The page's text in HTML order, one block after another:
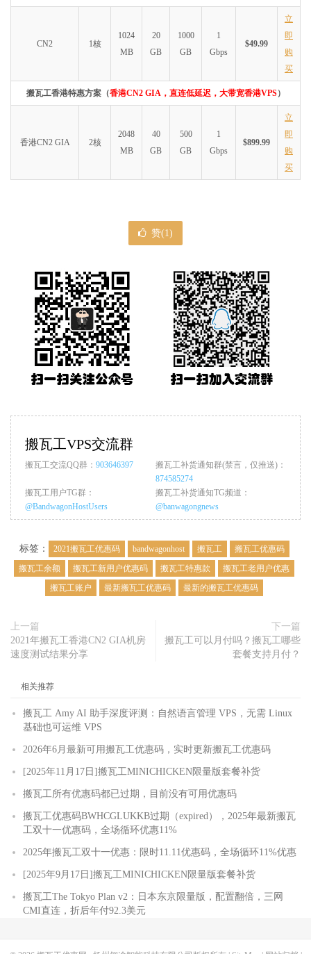
CN2 1核
1024
MB
20
GB
1000
GB
1
Gbps
$49.99
立
即
购
买
搬瓦工香港特惠方案（香港CN2 GIA，直连低延迟，大带宽香港VPS）
香港CN2 GIA 2核
2048
MB
40
GB
500
GB
1
Gbps
$899.99
立
即
购
买
赞(1)
搬瓦工VPS交流群
搬瓦工交流QQ群： 903646397
搬瓦工补货通知群(禁言，仅推送)：
874585274
搬瓦工用户TG群：
@BandwagonHostUsers
搬瓦工补货通知TG频道：
@banwagongnews
标签： 2021搬瓦工优惠码 bandwagonhost 搬瓦工
搬瓦工优惠码
搬瓦工余额
搬瓦工新用户优惠码 搬瓦工特惠款
搬瓦工老用户优惠
搬瓦工账户
最新搬瓦工优惠码 最新的搬瓦工优惠码
上一篇
2021年搬瓦工香港CN2 GIA机房
速度测试结果分享
下一篇
搬瓦工可以月付吗？搬瓦工哪些
套餐支持月付？
相关推荐
搬瓦工 Amy AI 助手深度评测：自然语言管理 VPS，无需 Linux
基础也可运维 VPS
2026年6月最新可用搬瓦工优惠码，实时更新搬瓦工优惠码
[2025年11月17日]搬瓦工MINICHICKEN限量版套餐补货
搬瓦工所有优惠码都已过期，目前没有可用优惠码
搬瓦工优惠码BWHCGLUKKB过期（expired），2025年最新搬瓦
工双十一优惠码，全场循环优惠11%
2025年搬瓦工双十一优惠：限时11.11优惠码，全场循环11%优惠
[2025年9月17日]搬瓦工MINICHICKEN限量版套餐补货
搬瓦工The Tokyo Plan v2：日本东京限量版，配置翻倍，三网
CMI直连，折后年付92.3美元